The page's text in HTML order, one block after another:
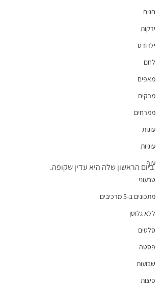
חגים
ירקות
ילדודס
לחם
מאפים
מרקים
ממרחים
עוגות
עוגיות
עוף
טבעוני
מתכונים ב-5 מרכיבים
ללא גלוטן
סלטים
פסטה
שבועות
פיצות
ביום הראשון שלה היא עדין שקופה.